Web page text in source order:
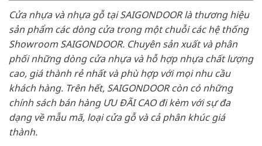
Cửa nhựa và nhựa gỗ tại SAIGONDOOR là thương hiệu
sản phẩm các dòng cửa trong một chuỗi các hệ thống
Showroom SAIGONDOOR. Chuyên sản xuất và phân
phối những dòng cửa nhựa và hỗ hợp nhựa chất lượng
cao, giá thành rẻ nhất và phù hợp với mọi nhu cầu
khách hàng. Trên hết, SAIGONDOOR còn có những
chính sách bán hàng ƯU ĐÃI CAO đi kèm với sự đa
dạng về mẫu mã, loại cửa gỗ và cả phân khúc giá
thành.